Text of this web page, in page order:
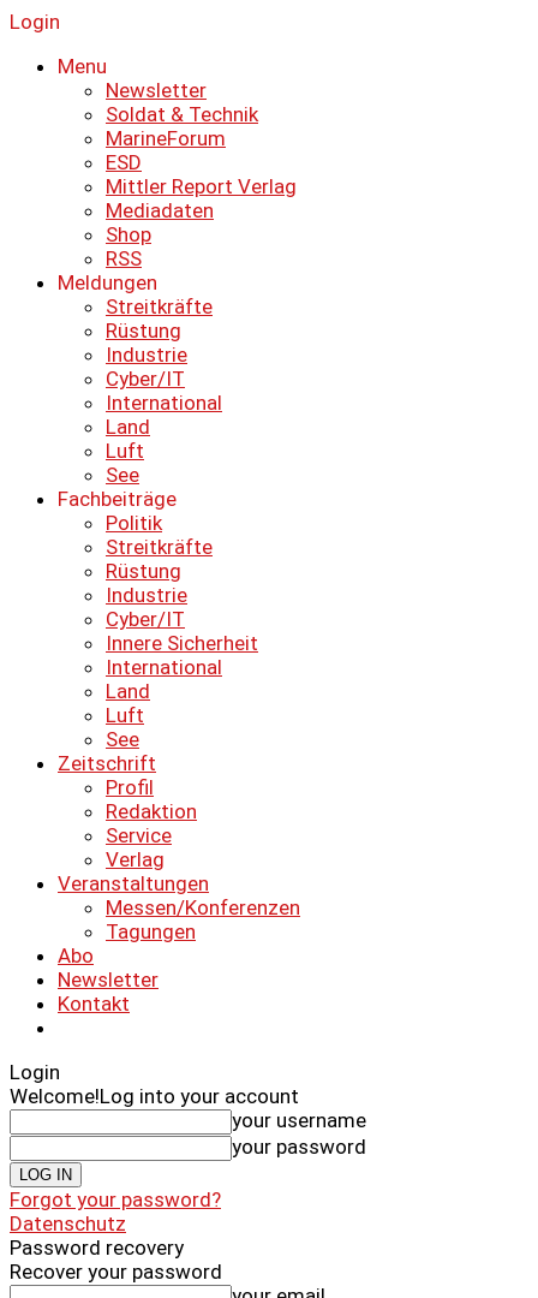
Login
Menu
Newsletter
Soldat & Technik
MarineForum
ESD
Mittler Report Verlag
Mediadaten
Shop
RSS
Meldungen
Streitkräfte
Rüstung
Industrie
Cyber/IT
International
Land
Luft
See
Fachbeiträge
Politik
Streitkräfte
Rüstung
Industrie
Cyber/IT
Innere Sicherheit
International
Land
Luft
See
Zeitschrift
Profil
Redaktion
Service
Verlag
Veranstaltungen
Messen/Konferenzen
Tagungen
Abo
Newsletter
Kontakt
Login
Welcome!Log into your account
your username
your password
Forgot your password?
Datenschutz
Password recovery
Recover your password